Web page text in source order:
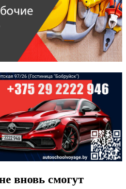
вновь смогут